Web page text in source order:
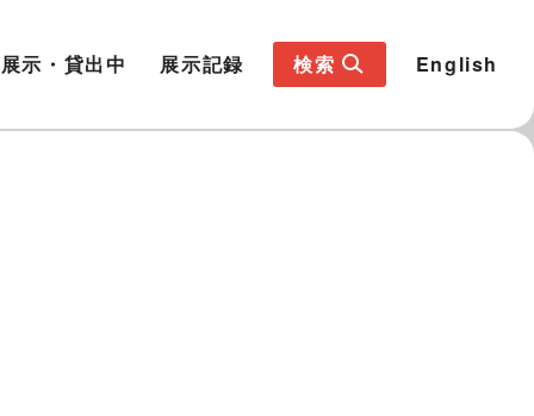
展示・貸出中 展示記録 検索 English